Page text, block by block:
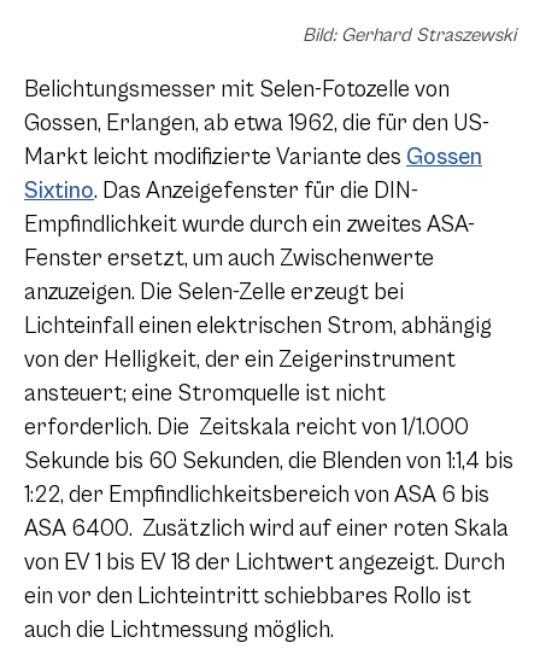
Bild: Gerhard Straszewski
Belichtungsmesser mit Selen-Fotozelle von
Gossen, Erlangen, ab etwa 1962, die für den US-
Markt leicht modifizierte Variante des Gossen
Sixtino. Das Anzeigefenster für die DIN-
Empfindlichkeit wurde durch ein zweites ASA-
Fenster ersetzt, um auch Zwischenwerte
anzuzeigen. Die Selen-Zelle erzeugt bei
Lichteinfall einen elektrischen Strom, abhängig
von der Helligkeit, der ein Zeigerinstrument
ansteuert; eine Stromquelle ist nicht
erforderlich. Die Zeitskala reicht von 1/1.000
Sekunde bis 60 Sekunden, die Blenden von 1:1,4 bis
1:22, der Empfindlichkeitsbereich von ASA 6 bis
ASA 6400. Zusätzlich wird auf einer roten Skala
von EV 1 bis EV 18 der Lichtwert angezeigt. Durch
ein vor den Lichteintritt schiebbares Rollo ist
auch die Lichtmessung möglich.